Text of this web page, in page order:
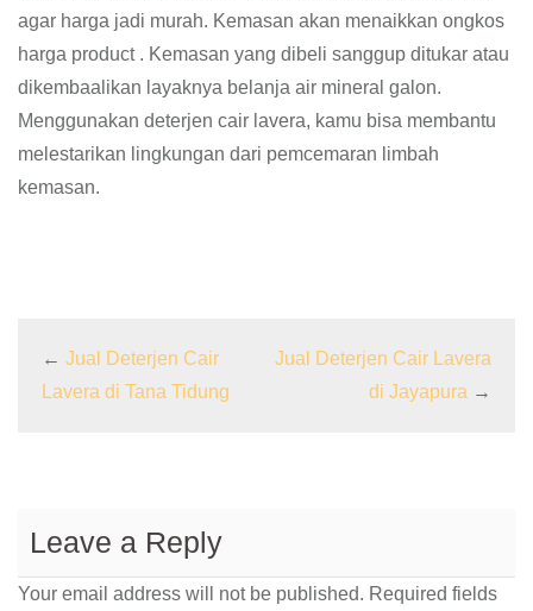
agar harga jadi murah. Kemasan akan menaikkan ongkos
harga product . Kemasan yang dibeli sanggup ditukar atau
dikembaalikan layaknya belanja air mineral galon.
Menggunakan deterjen cair lavera, kamu bisa membantu
melestarikan lingkungan dari pemcemaran limbah
kemasan.
← Jual Deterjen Cair
Lavera di Tana Tidung
Jual Deterjen Cair Lavera
di Jayapura →
Leave a Reply
Your email address will not be published. Required fields